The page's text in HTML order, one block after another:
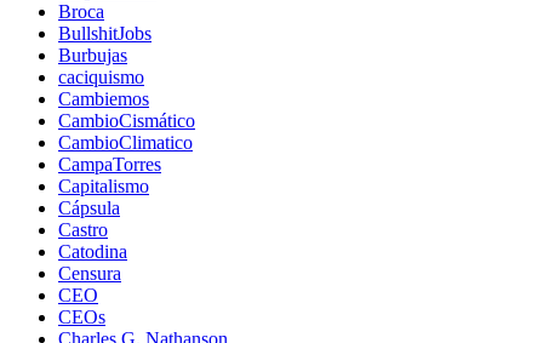
Broca
BullshitJobs
Burbujas
caciquismo
Cambiemos
CambioCismático
CambioClimatico
CampaTorres
Capitalismo
Cápsula
Castro
Catodina
Censura
CEO
CEOs